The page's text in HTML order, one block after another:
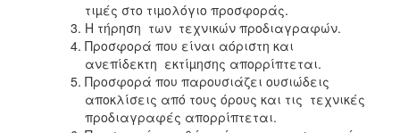
τιµές στο τιµολόγιο προσφοράς.
Η τήρηση των τεχνικών προδιαγραφών.
Προσφορά που είναι αόριστη και
ανεπίδεκτη εκτίµησης απορρίπτεται.
Προσφορά που παρουσιάζει ουσιώδεις
αποκλίσεις από τους όρους και τις τεχνικές
προδιαγραφές απορρίπτεται.